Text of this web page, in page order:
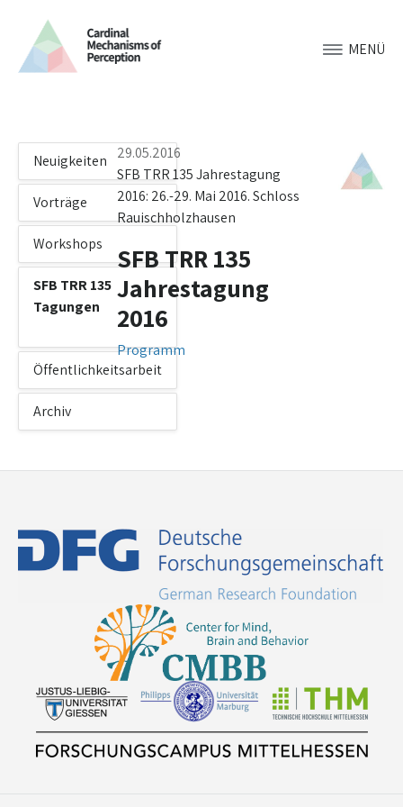
MENÜ
Neuigkeiten
Vorträge
Workshops
SFB TRR 135
Tagungen
Öffentlichkeitsarbeit
Archiv
29.05.2016
SFB TRR 135 Jahrestagung
2016: 26.-29. Mai 2016. Schloss
Rauischholzhausen
SFB TRR 135
Jahrestagung
2016
Programm